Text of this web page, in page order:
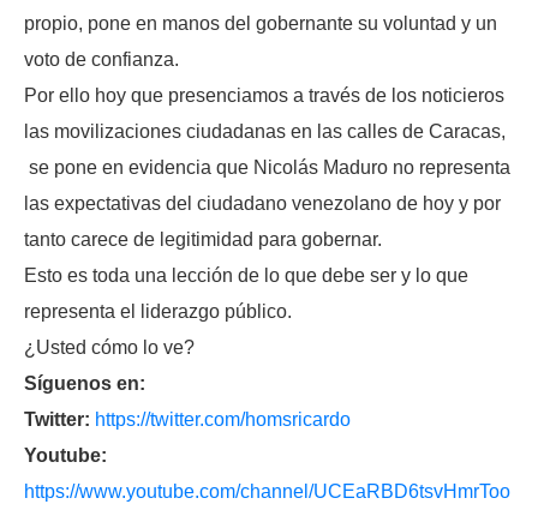
propio, pone en manos del gobernante su voluntad y un
voto de confianza.
Por ello hoy que presenciamos a través de los noticieros
las movilizaciones ciudadanas en las calles de Caracas,
se pone en evidencia que Nicolás Maduro no representa
las expectativas del ciudadano venezolano de hoy y por
tanto carece de legitimidad para gobernar.
Esto es toda una lección de lo que debe ser y lo que
representa el liderazgo público.
¿Usted cómo lo ve?
Síguenos en:
Twitter: https://twitter.com/homsricardo
Youtube:
https://www.youtube.com/channel/UCEaRBD6tsvHmrToo